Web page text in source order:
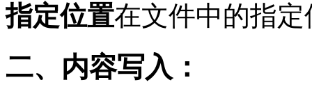
指定位置在文件中的指
二、内容写入：